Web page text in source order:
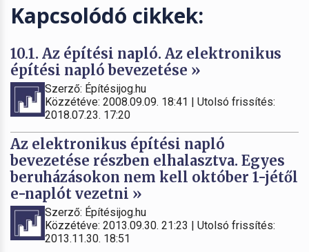
Kapcsolódó cikkek:
10.1. Az építési napló. Az elektronikus
építési napló bevezetése »
Szerző: Építésijog.hu
Közzétéve: 2008.09.09. 18:41 | Utolsó frissítés:
2018.07.23. 17:20
Az elektronikus építési napló
bevezetése részben elhalasztva. Egyes
beruházásokon nem kell október 1-jétől
e-naplót vezetni »
Szerző: Építésijog.hu
Közzétéve: 2013.09.30. 21:23 | Utolsó frissítés:
2013.11.30. 18:51